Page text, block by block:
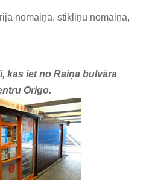
nomaiņa, stikliņu nomaiņa,
kas iet no Raiņa bulvāra
Origo.